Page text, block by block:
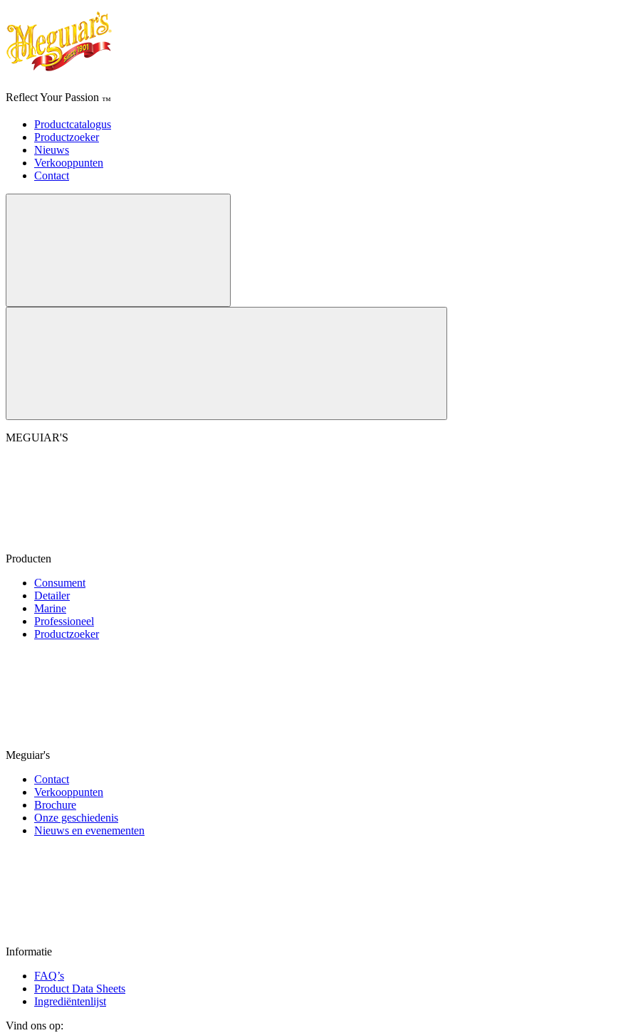
Reflect Your Passion ™
Productcatalogus
Productzoeker
Nieuws
Verkooppunten
Contact
MEGUIAR'S
Producten
Consument
Detailer
Marine
Professioneel
Productzoeker
Meguiar's
Contact
Verkooppunten
Brochure
Onze geschiedenis
Nieuws en evenementen
Informatie
FAQ’s
Product Data Sheets
Ingrediëntenlijst
Vind ons op: